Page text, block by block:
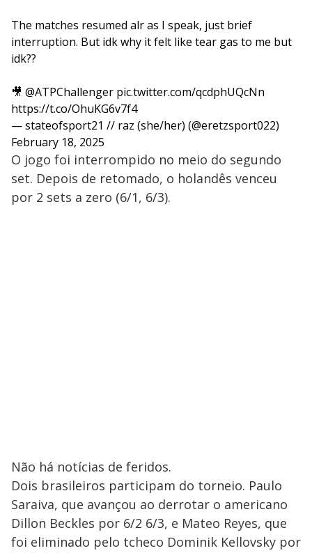
The matches resumed alr as I speak, just brief
interruption. But idk why it felt like tear gas to me but
idk??
🎥 @ATPChallenger pic.twitter.com/qcdphUQcNn
https://t.co/OhuKG6v7f4
— stateofsport21 // raz (she/her) (@eretzsport022)
February 18, 2025
O jogo foi interrompido no meio do segundo
set. Depois de retomado, o holandês venceu
por 2 sets a zero (6/1, 6/3).
Não há notícias de feridos.
Dois brasileiros participam do torneio. Paulo
Saraiva, que avançou ao derrotar o americano
Dillon Beckles por 6/2 6/3, e Mateo Reyes, que
foi eliminado pelo tcheco Dominik Kellovsky por